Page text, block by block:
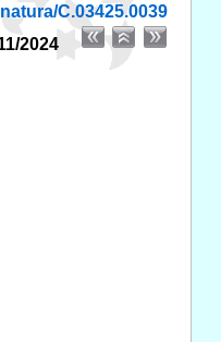
C.03425.0039
2024